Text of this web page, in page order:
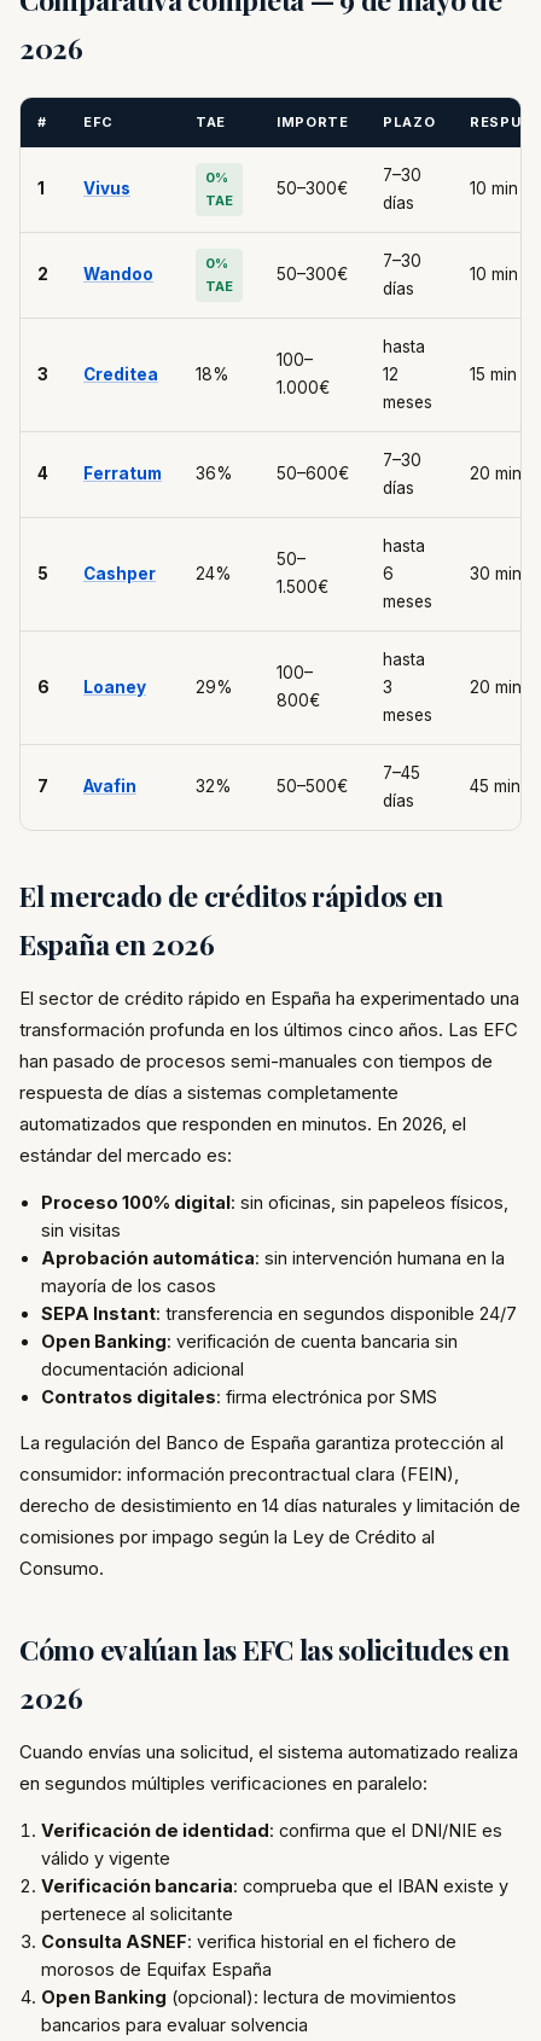
2026
# EFC TAE IMPORTE PLAZO
1 Vivus
0%
TAE
50–300€
7–30
días
10 min
2 Wandoo
0%
TAE
50–300€
7–30
días
10 min
3 Creditea 18%
100–
1.000€
hasta
12
meses
15 min
4 Ferratum 36% 50–600€
7–30
días
20 min
5 Cashper 24%
50–
1.500€
hasta
6
meses
30 min
6 Loaney 29%
100–
800€
hasta
3
meses
20 min
7 Avafin 32% 50–500€
7–45
días
45 min
El mercado de créditos rápidos en
España en 2026
El sector de crédito rápido en España ha experimentado una
transformación profunda en los últimos cinco años. Las EFC
han pasado de procesos semi-manuales con tiempos de
respuesta de días a sistemas completamente
automatizados que responden en minutos. En 2026, el
estándar del mercado es:
Proceso 100% digital: sin oficinas, sin papeleos físicos,
sin visitas
Aprobación automática: sin intervención humana en la
mayoría de los casos
SEPA Instant: transferencia en segundos disponible 24/7
Open Banking: verificación de cuenta bancaria sin
documentación adicional
Contratos digitales: firma electrónica por SMS
La regulación del Banco de España garantiza protección al
consumidor: información precontractual clara (FEIN),
derecho de desistimiento en 14 días naturales y limitación de
comisiones por impago según la Ley de Crédito al
Consumo.
Cómo evalúan las EFC las solicitudes en
2026
Cuando envías una solicitud, el sistema automatizado realiza
en segundos múltiples verificaciones en paralelo:
Verificación de identidad: confirma que el DNI/NIE es
válido y vigente
Verificación bancaria: comprueba que el IBAN existe y
pertenece al solicitante
Consulta ASNEF: verifica historial en el fichero de
morosos de Equifax España
Open Banking (opcional): lectura de movimientos
bancarios para evaluar solvencia